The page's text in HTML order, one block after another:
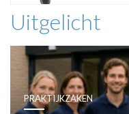
Uitgelicht
PRAKTIJKZAKEN